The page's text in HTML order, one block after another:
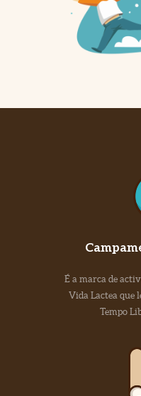
É a marca de
Vida Lactea que
Tempo